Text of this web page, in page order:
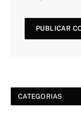
CATEGORIAS